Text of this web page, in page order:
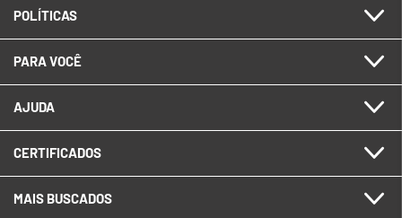
POLÍTICAS
PARA VOCÊ
AJUDA
CERTIFICADOS
MAIS BUSCADOS